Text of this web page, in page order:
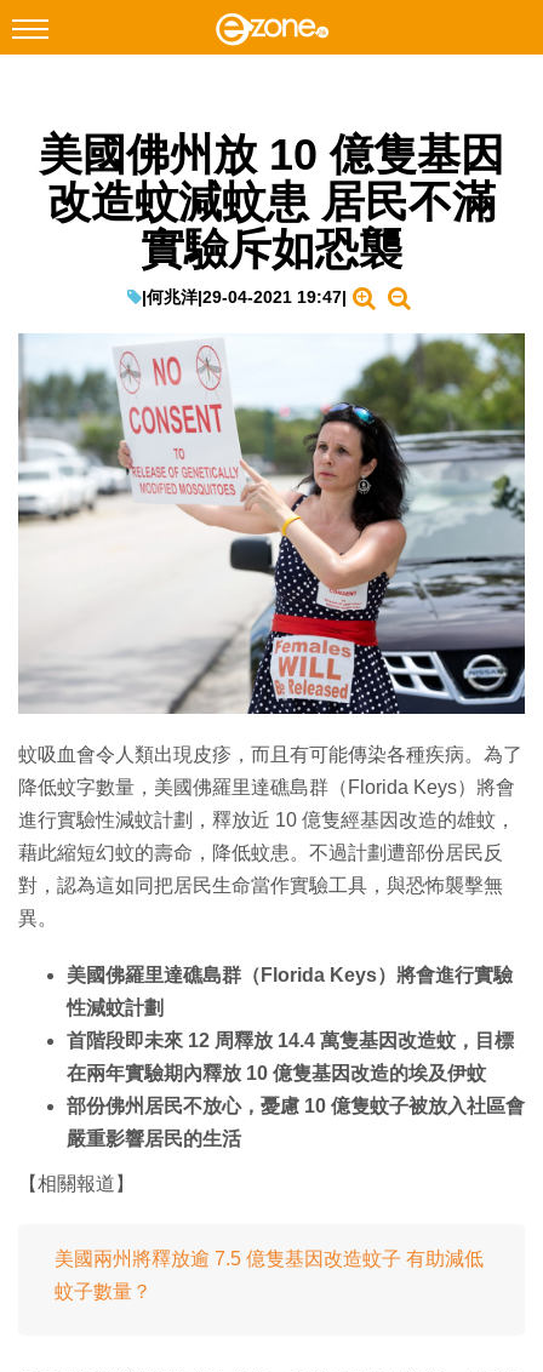
Facebook Instagram
科技焦點
教學評測
EduTech
IT Times
生成式AI與雲端應用
Enterprise Digital Transformation
美國佛州放 10 億隻基因
改造蚊減蚊患 居民不滿
實驗斥如恐襲
|何兆洋|29-04-2021 19:47|
蚊吸血會令人類出現皮疹，而且有可能傳染各種疾病。為了
降低蚊字數量，美國佛羅里達礁島群（Florida Keys）將會
進行實驗性減蚊計劃，釋放近 10 億隻經基因改造的雄蚊，
藉此縮短幻蚊的壽命，降低蚊患。不過計劃遭部份居民反
對，認為這如同把居民生命當作實驗工具，與恐怖襲擊無
異。
美國佛羅里達礁島群（Florida Keys）將會進行實驗
性減蚊計劃
首階段即未來 12 周釋放 14.4 萬隻基因改造蚊，目標
在兩年實驗期內釋放 10 億隻基因改造的埃及伊蚊
部份佛州居民不放心，憂慮 10 億隻蚊子被放入社區會
嚴重影響居民的生活
【相關報道】
美國兩州將釋放逾 7.5 億隻基因改造蚊子 有助減低
蚊子數量？